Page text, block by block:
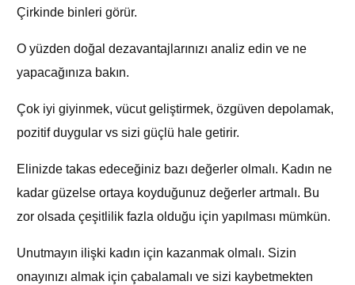
Çirkinde binleri görür.
O yüzden doğal dezavantajlarınızı analiz edin ve ne
yapacağınıza bakın.
Çok iyi giyinmek, vücut geliştirmek, özgüven depolamak,
pozitif duygular vs sizi güçlü hale getirir.
Elinizde takas edeceğiniz bazı değerler olmalı. Kadın ne
kadar güzelse ortaya koyduğunuz değerler artmalı. Bu
zor olsada çeşitlilik fazla olduğu için yapılması mümkün.
Unutmayın ilişki kadın için kazanmak olmalı. Sizin
onayınızı almak için çabalamalı ve sizi kaybetmekten